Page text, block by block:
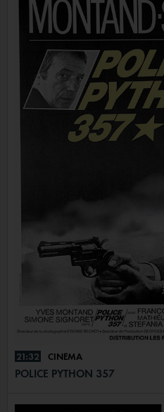
21:32 CINÉMA
POLICE PYTHON 357